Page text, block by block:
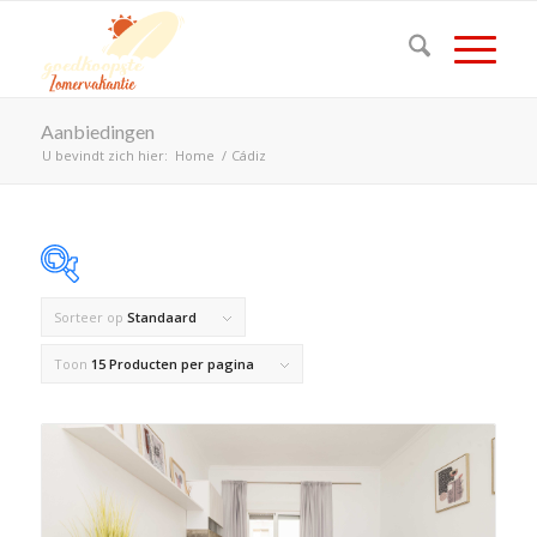
Aanbiedingen
U bevindt zich hier: Home / Cádiz
Op voorraad
Product Land
Product Maximaal aantal personen
Sorteer op Standaard
Toon 15 Producten per pagina